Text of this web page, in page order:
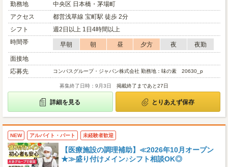
勤務地
中央区 日本橋・茅場町
アクセス
都営浅草線 宝町駅 徒歩 2分
シフト
週2日以上 1日4時間以上
時間帯
早朝 朝 昼 夕方 夜
夜勤
面接地
応募先
コンパスグループ・ジャパン株式会社 勤務地：味の素 20630_p
募集終了日時：9月3日 掲載終了まであと27日
詳細を見る とりあえず保存
NEW アルバイト・パート 未経験者歓迎
【医療施設の調理補助】≪2026年10月オープン
★≫盛り付けメイン♪シフト相談OK◎